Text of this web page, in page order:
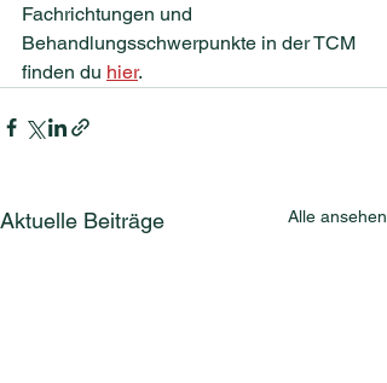
Fachrichtungen und
Behandlungsschwerpunkte in der TCM
finden du hier.
Aktuelle Beiträge Alle ansehen